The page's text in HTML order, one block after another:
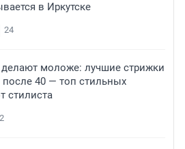
в Иркутске
24
моложе: лучшие стрижки
40 — топ стильных
стилиста
2